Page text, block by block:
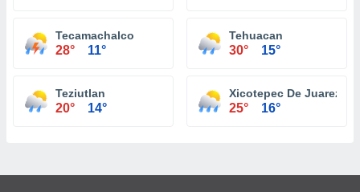
Tecamachalco
28° 11°
Tehuacan
30° 15°
Teziutlan
20° 14°
Xicotepec De Juarez
25° 16°